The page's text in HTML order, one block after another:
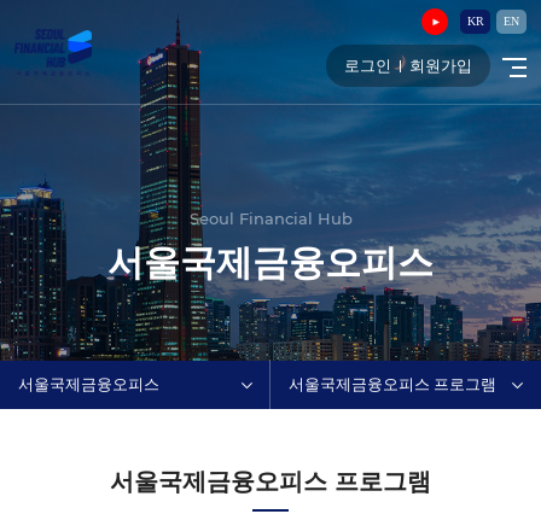
KR EN
로그인 회원가입
Seoul Financial Hub
서울국제금융오피스
서울국제금융오피스 서울국제금융오피스 프로그램
서울국제금융오피스 프로그램